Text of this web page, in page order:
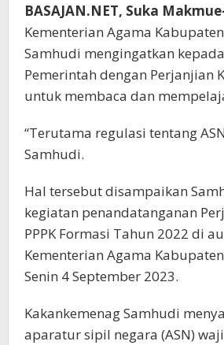
BASAJAN.NET, Suka
Kementerian Agama
Samhudi mengingatkan
Pemerintah dengan Perjanjian
untuk membaca dan
“Terutama regulasi tentang
Samhudi.
Hal tersebut disampaikan
kegiatan penandatanganan
PPPK Formasi Tahun 2022 di
Kementerian Agama
Senin 4 September 2023.
Kakankemenag Samhudi
aparatur sipil negara (ASN)